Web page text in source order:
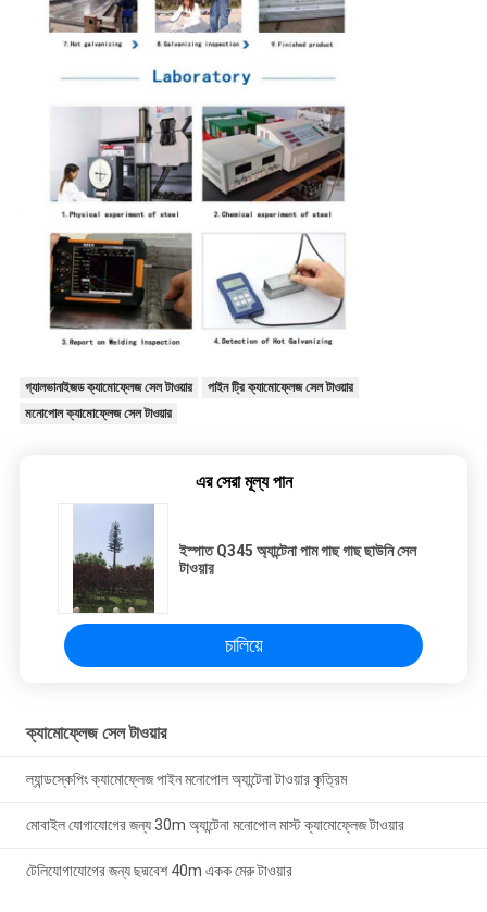
গ্যালভানাইজড ক্যামোফ্লেজ সেল টাওয়ার
পাইন ট্রি ক্যামোফ্লেজ সেল টাওয়ার
মনোপোল ক্যামোফ্লেজ সেল টাওয়ার
এর সেরা মূল্য পান
ইস্পাত Q345 অ্যান্টেনা পাম গাছ গাছ ছাউনি সেল
টাওয়ার
চালিয়ে
ক্যামোফ্লেজ সেল টাওয়ার
ল্যান্ডস্কেপিং ক্যামোফ্লেজ পাইন মনোপোল অ্যান্টেনা টাওয়ার কৃত্রিম
মোবাইল যোগাযোগের জন্য 30m অ্যান্টেনা মনোপোল মাস্ট ক্যামোফ্লেজ টাওয়ার
টেলিযোগাযোগের জন্য ছদ্মবেশ 40m একক মেরু টাওয়ার